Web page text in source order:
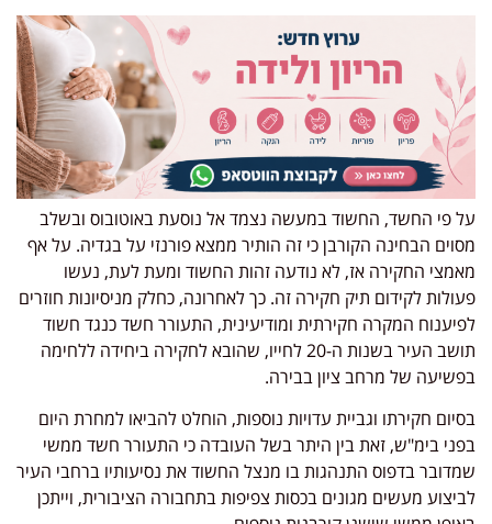
על פי החשד, החשוד במעשה נצמד אל נוסעת באוטובוס ובשלב
מסוים הבחינה הקורבן כי זה הותיר ממצא פורנזי על בגדיה. על אף
מאמצי החקירה אז, לא נודעה זהות החשוד ומעת לעת, נעשו
פעולות לקידום תיק חקירה זה. כך לאחרונה, כחלק מניסיונות חוזרים
לפיענוח המקרה חקירתית ומודיעינית, התעורר חשד כנגד חשוד
תושב העיר בשנות ה-20 לחייו, שהובא לחקירה ביחידה ללחימה
בפשיעה של מרחב ציון בבירה.
בסיום חקירתו וגביית עדויות נוספות, הוחלט להביאו למחרת היום
בפני בימ"ש, זאת בין היתר בשל העובדה כי התעורר חשד ממשי
שמדובר בדפוס התנהגות בו מנצל החשוד את נסיעותיו ברחבי העיר
לביצוע מעשים מגונים בכסות צפיפות בתחבורה הציבורית, וייתכן